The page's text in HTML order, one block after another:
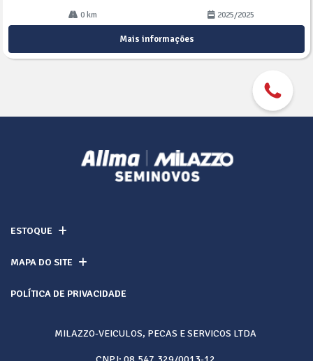
0 km 2025/2025
Mais informações
ESTOQUE
MAPA DO SITE
POLÍTICA DE PRIVACIDADE
MILAZZO-VEICULOS, PECAS E SERVICOS LTDA